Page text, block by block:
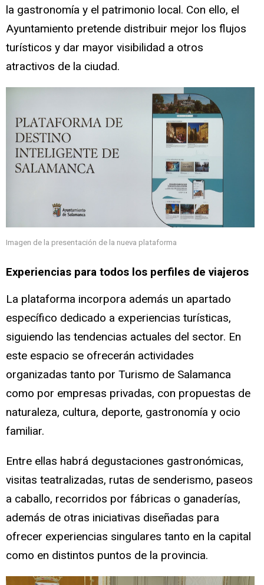
la gastronomía y el patrimonio local. Con ello, el
Ayuntamiento pretende distribuir mejor los flujos
turísticos y dar mayor visibilidad a otros
atractivos de la ciudad.
Imagen de la presentación de la nueva plataforma
Experiencias para todos los perfiles de viajeros
La plataforma incorpora además un apartado
específico dedicado a experiencias turísticas,
siguiendo las tendencias actuales del sector. En
este espacio se ofrecerán actividades
organizadas tanto por Turismo de Salamanca
como por empresas privadas, con propuestas de
naturaleza, cultura, deporte, gastronomía y ocio
familiar.
Entre ellas habrá degustaciones gastronómicas,
visitas teatralizadas, rutas de senderismo, paseos
a caballo, recorridos por fábricas o ganaderías,
además de otras iniciativas diseñadas para
ofrecer experiencias singulares tanto en la capital
como en distintos puntos de la provincia.